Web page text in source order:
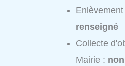
renseigné
Collecte
Mairie :